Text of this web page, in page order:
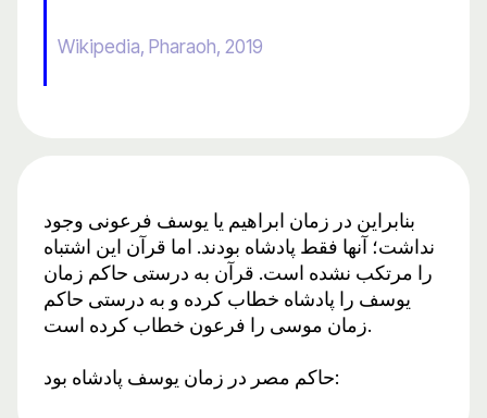
Wikipedia, Pharaoh, 2019
بنابراین در زمان ابراهیم یا یوسف فرعونی وجود
نداشت؛ آنها فقط پادشاه بودند. اما قرآن این اشتباه
را مرتکب نشده است. قرآن به درستی حاکم زمان
یوسف را پادشاه خطاب کرده و به درستی حاکم
زمان موسی را فرعون خطاب کرده است.
حاکم مصر در زمان یوسف پادشاه بود: